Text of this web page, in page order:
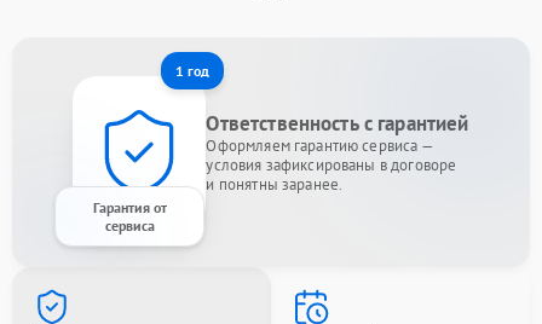
1 год
Гарантия от
сервиса
Ответственность с гарантией
Оформляем гарантию сервиса —
условия зафиксированы в договоре
и понятны заранее.